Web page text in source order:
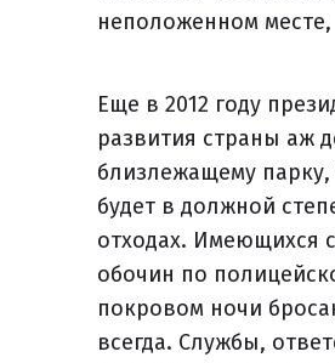
неположенном
Еще в 2012 году
развития страны аж
близлежащему
будет в должной
отходах. Имеющихся
обочин по
покровом ночи
всегда. Службы,